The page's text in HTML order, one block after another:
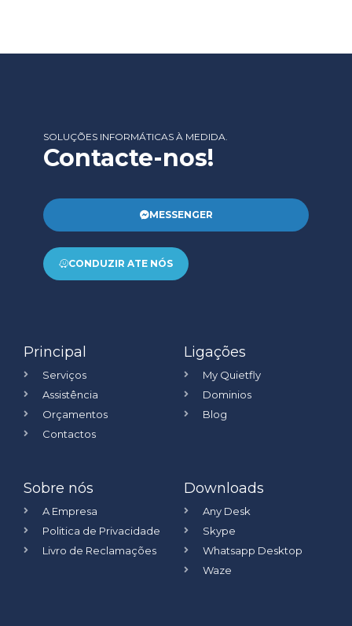
SOLUÇÕES INFORMÁTICAS À MEDIDA.
Contacte-nos!
MESSENGER
CONDUZIR ATE NÓS
Principal
Serviços
Assistência
Orçamentos
Contactos
Ligações
My Quietfly
Dominios
Blog
Sobre nós
A Empresa
Politica de Privacidade
Livro de Reclamações
Downloads
Any Desk
Skype
Whatsapp Desktop
Waze